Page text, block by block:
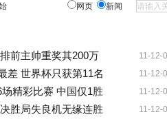
网页 新闻
11-12-
前主帅重奖其200万
11-12-
差 世界杯只获第11名
11-12-
精彩比赛 中国仅1胜
11-12-
胜局失良机无缘连胜